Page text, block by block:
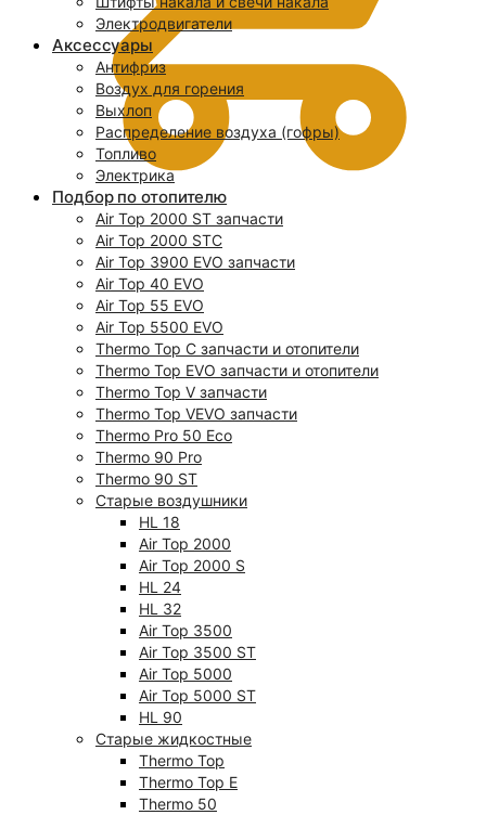
Электродвигатели
Аксессуары
Антифриз
Воздух для горения
Выхлоп
Распределение воздуха (гофры)
Топливо
Электрика
Подбор по отопителю
Air Top 2000 ST запчасти
Air Top 2000 STC
Air Top 3900 EVO запчасти
Air Top 40 EVO
Air Top 55 EVO
Air Top 5500 EVO
Thermo Top C запчасти и отопители
Thermo Top EVO запчасти и отопители
Thermo Top V запчасти
Thermo Top VEVO запчасти
Thermo Pro 50 Eco
Thermo 90 Pro
Thermo 90 ST
Старые воздушники
HL 18
Air Top 2000
Air Top 2000 S
HL 24
HL 32
Air Top 3500
Air Top 3500 ST
Air Top 5000
Air Top 5000 ST
HL 90
Старые жидкостные
Thermo Top
Thermo Top E
Thermo 50